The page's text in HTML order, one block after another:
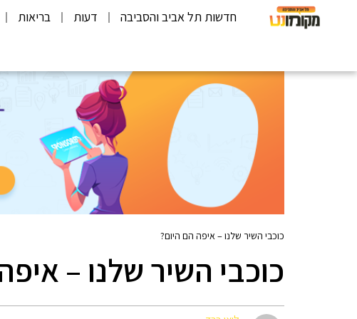
חדשות תל אביב והסביבה דעות בריאות
כוכבי השיר שלנו – איפה הם היום?
כוכבי השיר שלנו –